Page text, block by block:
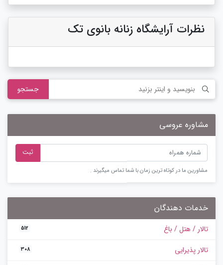
نظرات آرایشگاه زنانه بانوی تک
جستجو
مشاوره عروسی
ثبت
مشاورین ما در کوتاه ترین زمان با شما تماس میگیرند .
خدمات دهندگان
تالار / هتل / باغ 512
تالار پذیرایی 308